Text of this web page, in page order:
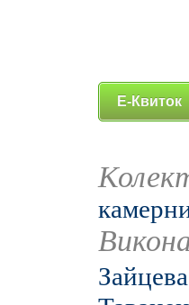
Е-Квиток
Зайцева